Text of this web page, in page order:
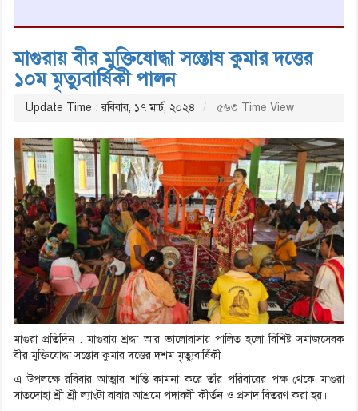
মাগুরায় বীর মুক্তিযোদ্ধা সন্তোষ কুমার দত্তের
১০ম মৃত্যুবার্ষিকী পালন
Update Time : রবিবার, ১৭ মার্চ, ২০২৪ ৫৬৩ Time View
মাগুরা প্রতিদিন : মাগুরায় শ্রদ্ধা আর ভালোবাসায় পালিত হলো বিশিষ্ট সমাজসেবক
বীর মুক্তিযোদ্ধা সন্তোষ কুমার দত্তের দশম মৃত্যুবার্ষিকী।
এ উপলক্ষে রবিবার আত্মার শান্তি কামনা করে তাঁর পরিবারের পক্ষ থেকে মাগুরা
সাতদোহা শ্রী শ্রী ল্যাংটা বাবার আশ্রমে পদাবলী কীর্তন ও প্রসাদ বিতরণ করা হয়।